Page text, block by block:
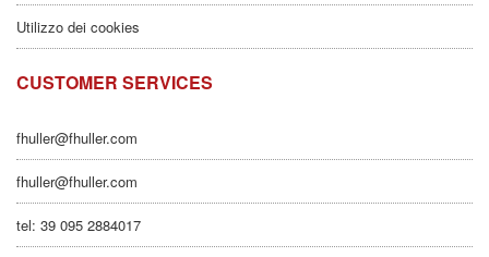
Utilizzo dei cookies
CUSTOMER SERVICES
fhuller@fhuller.com
fhuller@fhuller.com
tel: 39 095 2884017